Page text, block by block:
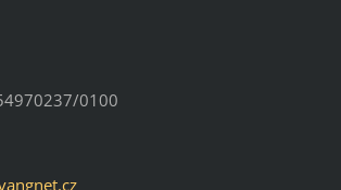
0100
angnet.cz